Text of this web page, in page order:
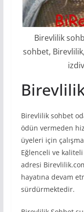
Birevlilik
sohbet,
Birevlilik sohbet
ödün vermeden
üyeleri için
Eğlenceli ve
adresi
hayatına devam
sürdürmektedir.